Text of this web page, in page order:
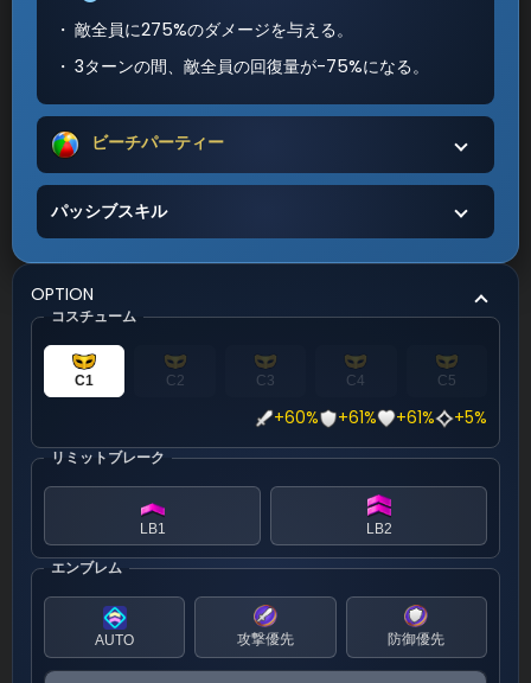
敵全員に275%のダメージを与える。
3ターンの間、敵全員の回復量が-75%になる。
ビーチパーティー
パッシブスキル
OPTION
コスチューム
C1 C2 C3 C4 C5
+60% +61% +61% +5%
リミットブレーク
LB1 LB2
エンブレム
AUTO 攻撃優先 防御優先